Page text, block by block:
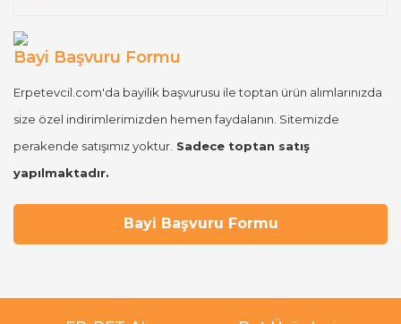
Bayi Başvuru Formu
Erpetevcil.com'da bayilik başvurusu ile toptan ürün alımlarınızda
size özel indirimlerimizden hemen faydalanın. Sitemizde
perakende satışımız yoktur. Sadece toptan satış
yapılmaktadır.
Bayi Başvuru Formu